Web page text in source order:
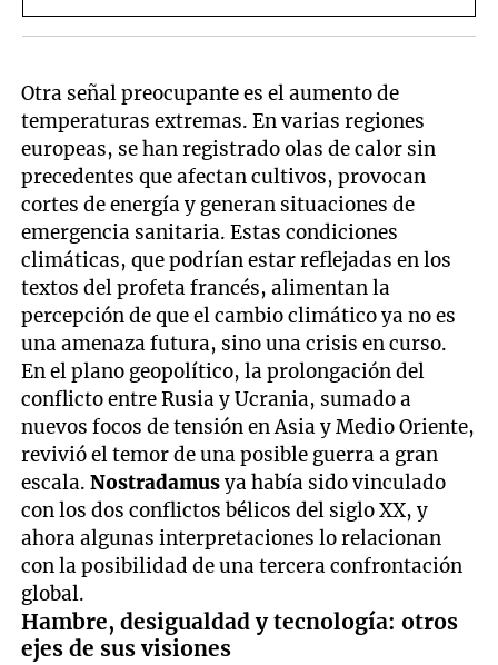
Otra señal preocupante es el aumento de
temperaturas extremas. En varias regiones
europeas, se han registrado olas de calor sin
precedentes que afectan cultivos, provocan
cortes de energía y generan situaciones de
emergencia sanitaria. Estas condiciones
climáticas, que podrían estar reflejadas en los
textos del profeta francés, alimentan la
percepción de que el cambio climático ya no es
una amenaza futura, sino una crisis en curso.
En el plano geopolítico, la prolongación del
conflicto entre Rusia y Ucrania, sumado a
nuevos focos de tensión en Asia y Medio Oriente,
revivió el temor de una posible guerra a gran
escala.Nostradamusya había sido vinculado
con los dos conflictos bélicos del siglo XX, y
ahora algunas interpretaciones lo relacionan
con la posibilidad de una tercera confrontación
global.
Hambre, desigualdad y tecnología: otros
ejes de sus visiones